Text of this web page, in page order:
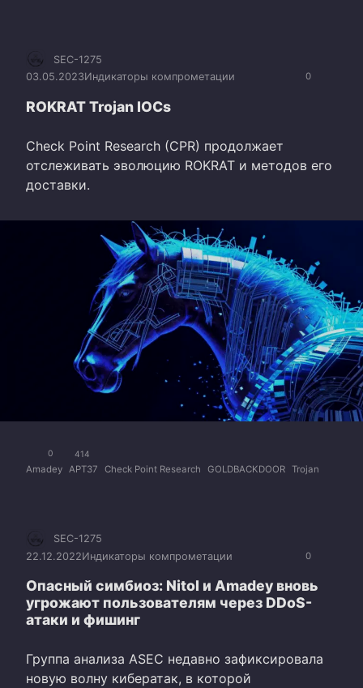
0
SEC-1275
03.05.2023Индикаторы компрометации
ROKRAT Trojan IOCs
Check Point Research (CPR) продолжает
отслеживать эволюцию ROKRAT и методов его
доставки.
0 414
Amadey APT37 Check Point Research GOLDBACKDOOR Trojan
0
SEC-1275
22.12.2022Индикаторы компрометации
Опасный симбиоз: Nitol и Amadey вновь
угрожают пользователям через DDoS-
атаки и фишинг
Группа анализа ASEC недавно зафиксировала
новую волну кибератак, в которой